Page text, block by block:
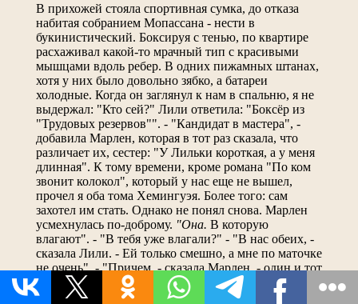
В прихожей стояла спортивная сумка, до отказа
набитая собранием Мопассана - нести в
букинистический. Боксируя с тенью, по квартире
расхаживал какой-то мрачный тип с красивыми
мышцами вдоль ребер. В одних пижамных штанах,
хотя у них было довольно зябко, а батареи
холодные. Когда он заглянул к нам в спальню, я не
выдержал: "Кто сей?" Лили ответила: "Боксёр из
"Трудовых резервов"". - "Кандидат в мастера", -
добавила Марлен, которая в тот раз сказала, что
различает их, сестер: "У Лильки короткая, а у меня
длинная". К тому времени, кроме романа "По ком
звонит колокол", который у нас еще не вышел,
прочел я оба тома Хемингуэя. Более того: сам
захотел им стать. Однако не понял снова. Марлен
усмехнулась по-доброму. "Она. В которую
влагают". - "В тебя уже влагали?" - "В нас обеих, -
сказала Лили. - Ей только смешно, а мне по маточке
не очень". - "Причем, - сказала Марлен, - один и тот
же. Не такой уж, кстати, и большой. Маме только
не говори, а то нашей скажет..." - "От него и